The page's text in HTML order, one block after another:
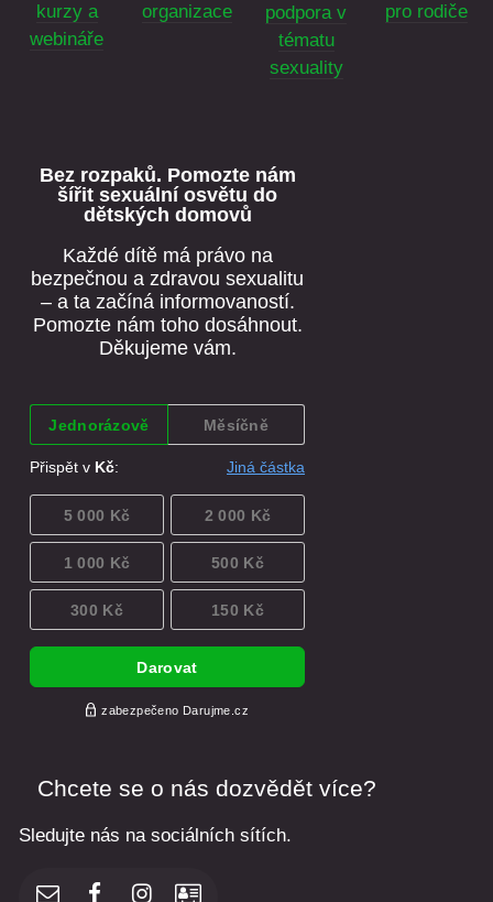
kurzy a
webináře
organizace
podpora v
tématu
sexuality
pro rodiče
Chcete se o nás dozvědět více?
Sledujte nás na sociálních sítích.